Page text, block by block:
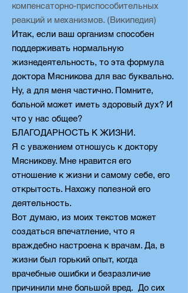
компенсаторно-приспособительных
реакций и механизмов. (Википедия)
Итак, если ваш организм способен
поддерживать нормальную
жизнедеятельность, то эта формула
доктора Мясникова для вас буквально.
Ну, а для меня частично. Помните,
больной может иметь здоровый дух? И
что у нас общее?
БЛАГОДАРНОСТЬ К ЖИЗНИ.
Я с уважением отношусь к доктору
Мясникову. Мне нравится его
отношение к жизни и самому себе, его
открытость. Нахожу полезной его
деятельность.
Вот думаю, из моих текстов может
создаться впечатление, что я
враждебно настроена к врачам. Да, в
жизни был горький опыт, когда
врачебные ошибки и безразличие
причинили мне большой вред. До сих